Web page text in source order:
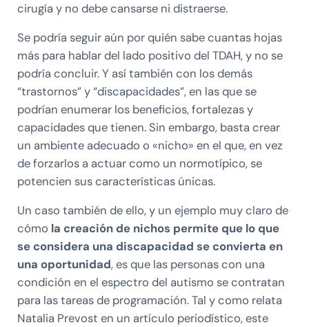
cirugía y no debe cansarse ni distraerse.
Se podría seguir aún por quién sabe cuantas hojas
más para hablar del lado positivo del TDAH, y no se
podría concluir. Y así también con los demás
“trastornos” y “discapacidades”, en las que se
podrían enumerar los beneficios, fortalezas y
capacidades que tienen. Sin embargo, basta crear
un ambiente adecuado o «nicho» en el que, en vez
de forzarlos a actuar como un normotípico, se
potencien sus características únicas.
Un caso también de ello, y un ejemplo muy claro de
cómo la creación de nichos permite que lo que
se considera una discapacidad se convierta en
una oportunidad, es que las personas con una
condición en el espectro del autismo se contratan
para las tareas de programación. Tal y como relata
Natalia Prevost en un artículo periodístico, este